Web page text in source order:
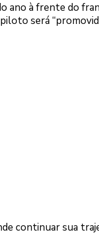
ano à frente do
será
continuar sua